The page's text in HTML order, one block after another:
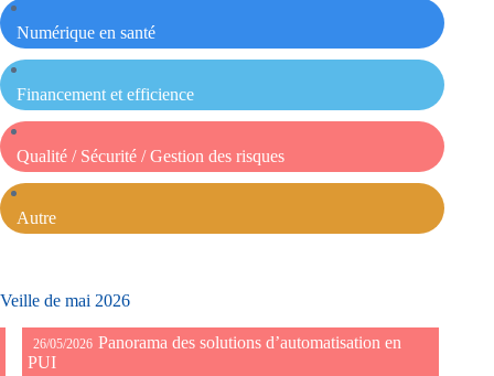
Veille de mai 2026
26/05/2026 Panorama des solutions d’automatisation en
PUI
Numérique en santé
Financement et efficience
Qualité / Sécurité / Gestion des risques
Autre